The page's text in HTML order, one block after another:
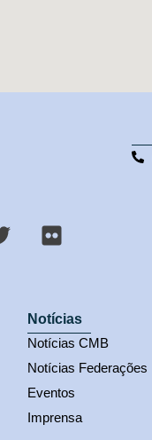
Notícias
Notícias CMB
Notícias Federações
Eventos
Imprensa